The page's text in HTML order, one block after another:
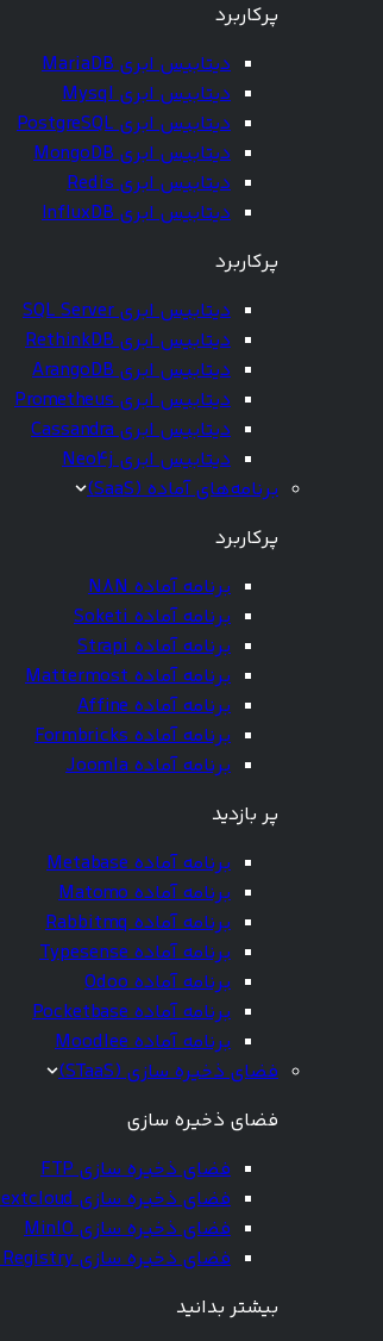
پرکاربرد
دیتابیس ابری MariaDB
دیتابیس ابری Mysql
دیتابیس ابری PostgreSQL
دیتابیس ابری MongoDB
دیتابیس ابری Redis
دیتابیس ابری InfluxDB
پرکاربرد
دیتابیس ابری SQL Server
دیتابیس ابری RethinkDB
دیتابیس ابری ArangoDB
دیتابیس ابری Prometheus
دیتابیس ابری Cassandra
دیتابیس ابری Neo4j
برنامه‌های آماده (SaaS)
پرکاربرد
برنامه آماده N8N
برنامه آماده Soketi
برنامه آماده Strapi
برنامه آماده Mattermost
برنامه آماده Affine
برنامه آماده Formbricks
برنامه آماده Joomla
پر بازدید
برنامه آماده Metabase
برنامه آماده Matomo
برنامه آماده Rabbitmq
برنامه آماده Typesense
برنامه آماده Odoo
برنامه آماده Pocketbase
برنامه آماده Moodlee
فضای ذخیره سازی (STaaS)
فضای ذخیره سازی
فضای ذخیره سازی FTP
فضای ذخیره سازی Nextcloud
فضای ذخیره سازی MinIO
فضای ذخیره سازی Docker Registry
بیشتر بدانید